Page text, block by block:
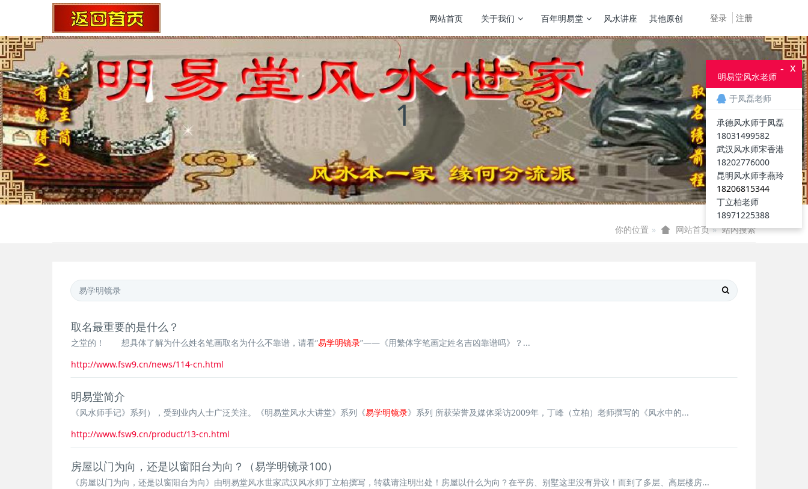
登录 注册
网站首页 关于我们 百年明易堂 风水讲座 其他原创
1
你的位置 网站首页 站内搜索
取名最重要的是什么？
之堂的！ 想具体了解为什么姓名笔画取名为什么不靠谱，请看“易学明镜录”——《用繁体字笔画定姓名吉凶靠谱吗》？...
http://www.fsw9.cn/news/114-cn.html
明易堂简介
《风水师手记》系列），受到业内人士广泛关注。《明易堂风水大讲堂》系列《易学明镜录》系列 所获荣誉及媒体采访2009年，丁峰（立柏）老师撰写的《风水中的...
http://www.fsw9.cn/product/13-cn.html
房屋以门为向，还是以窗阳台为向？（易学明镜录100）
《房屋以门为向，还是以窗阳台为向》由明易堂风水世家武汉风水师丁立柏撰写，转载请注明出处！房屋以什么为向？在平房、别墅这里没有异议！而到了多层、高层楼房...
x
-
明易堂风水老师
于凤磊老师
承德风水师于凤磊
18031499582
武汉风水师宋香港
18202776000
昆明风水师李燕玲
18206815344
丁立柏老师
18971225388